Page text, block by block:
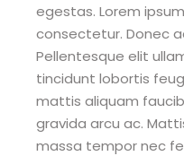
egestas. Lorem
consectetur. Donec
Pellentesque elit
tincidunt lobortis
mattis aliquam
gravida arcu ac.
massa tempor nec